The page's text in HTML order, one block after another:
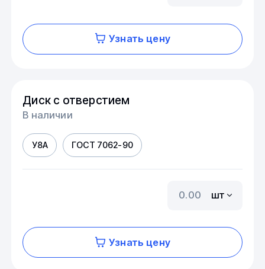
Узнать цену
Диск с отверстием
В наличии
У8А ГОСТ 7062-90
шт
Узнать цену